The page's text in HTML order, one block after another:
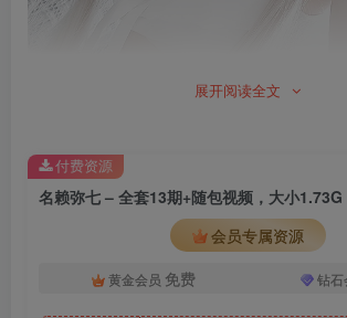
展开阅读全文
名赖弥七 – 全套13期+随包视频，大小1.73G
会员专属资源
黄金会员 免费 钻石
付费资源